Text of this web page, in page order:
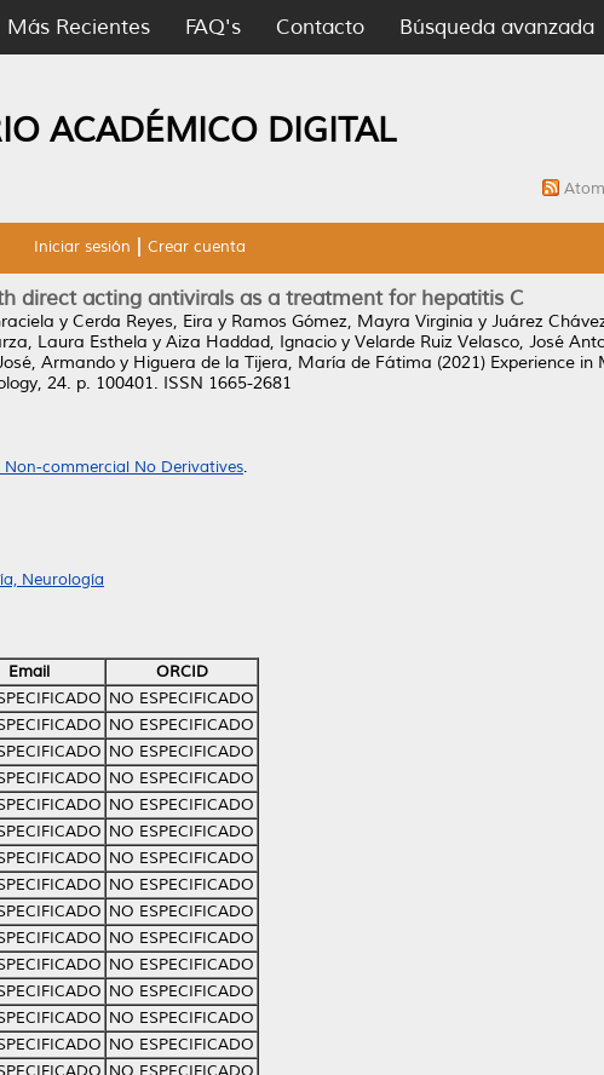
Más Recientes FAQ's Contacto Búsqueda avanzada
ACADÉMICO DIGITAL
Atom
Iniciar sesión Crear cuenta
direct acting antivirals as a treatment for hepatitis C
y Cerda Reyes, Eira y Ramos Gómez, Mayra Virginia y Juárez
Laura Esthela y Aiza Haddad, Ignacio y Velarde Ruiz Velasco, José
Armando y Higuera de la Tijera, María de Fátima (2021) Experience in
24. p. 100401. ISSN 1665-2681
commercial No Derivatives.
Neurología
Email
ORCID
NO ESPECIFICADO
NO ESPECIFICADO
NO ESPECIFICADO
NO ESPECIFICADO
NO ESPECIFICADO
NO ESPECIFICADO
NO ESPECIFICADO
NO ESPECIFICADO
NO ESPECIFICADO
NO ESPECIFICADO
NO ESPECIFICADO
NO ESPECIFICADO
NO ESPECIFICADO
NO ESPECIFICADO
NO ESPECIFICADO